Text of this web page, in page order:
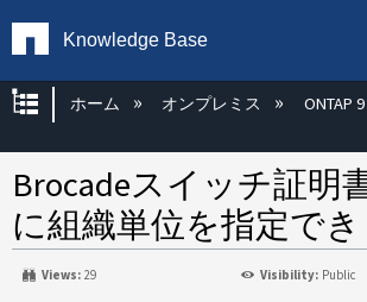
Knowledge Base
グローバル階層を展開/折
ホーム オンプレミス ONTAP 9
Brocadeスイッチ証明
に組織単位を指定で
Views: 29 Visibility: Public